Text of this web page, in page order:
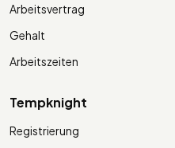
Arbeitsvertrag
Gehalt
Arbeitszeiten
Tempknight
Registrierung